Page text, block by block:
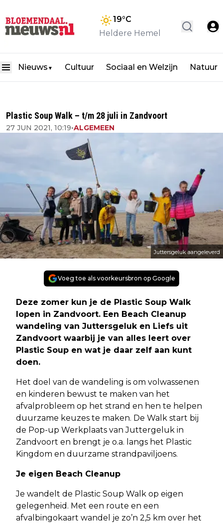
19°C
Heldere Hemel
Nieuws ▼ Cultuur Sociaal en Welzijn Natuur
Plastic Soup Walk – t/m 28 juli in Zandvoort
27 JUN 2021, 10:19•ALGEMEEN
Juttersgeluk aangeleverd
Voeg toe als voorkeursbron op Google
Deze zomer kun je de Plastic Soup Walk
lopen in Zandvoort. Een Beach Cleanup
wandeling van Juttersgeluk en Liefs uit
Zandvoort waarbij je van alles leert over
Plastic Soup en wat je daar zelf aan kunt
doen.
Het doel van de wandeling is om volwassenen
en kinderen bewust te maken van het
afvalprobleem op het strand en hen te helpen
duurzame keuzes te maken. De Walk start bij
de Pop-up Werkplaats van Juttergeluk in
Zandvoort en brengt je o.a. langs het Plastic
Kingdom en duurzame strandpaviljoens.
Je eigen Beach Cleanup
Je wandelt de Plastic Soup Walk op eigen
gelegenheid. Met een route en een
afvalbingokaart wandel je zo’n 2,5 km over het